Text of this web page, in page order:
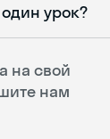
на свой
нам
урок?